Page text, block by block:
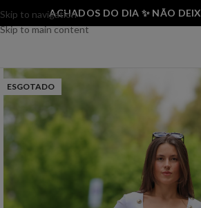
Skip to navigation
Skip to main content
ACHADOS DO DIA ✨ NÃO
ESGOTADO